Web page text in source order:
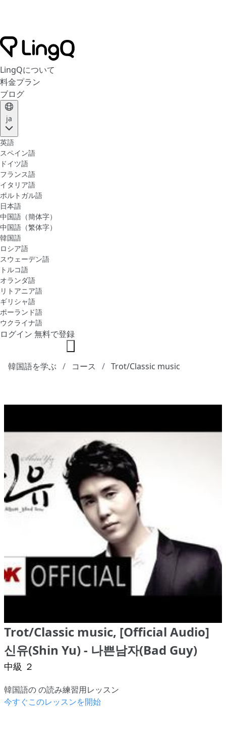
LingQについて
料金プラン
ブログ
ja
英語
スペイン語
ドイツ語
フランス語
イタリア語
ポルトガル語
日本語
中国語（簡体字）
中国語（繁体字）
韓国語
ロシア語
スウェーデン語
トルコ語
オランダ語
リトアニア語
ギリシャ語
ポーランド語
ウクライナ語
ログイン 無料で登録
韓国語を学ぶ コース Trot/Classic music
Trot/Classic music, [Official Audio]
신유(Shin Yu) - 나쁜남자(Bad Guy)
中級 ２
韓国語の の読み練習用レッスン
今すぐこのレッスンを開始